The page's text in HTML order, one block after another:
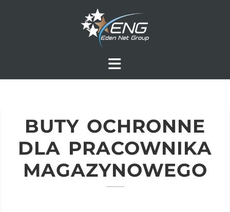
BUTY OCHRONNE
DLA PRACOWNIKA
MAGAZYNOWEGO